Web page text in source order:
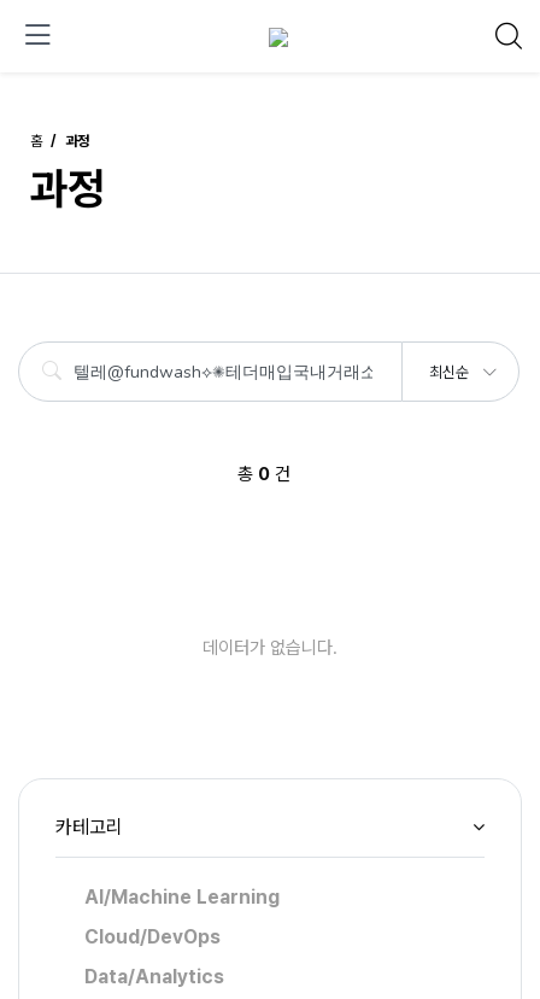
홈 과정
과정
최신순
총 0 건
데이터가 없습니다.
카테고리
AI/Machine Learning
Cloud/DevOps
Data/Analytics